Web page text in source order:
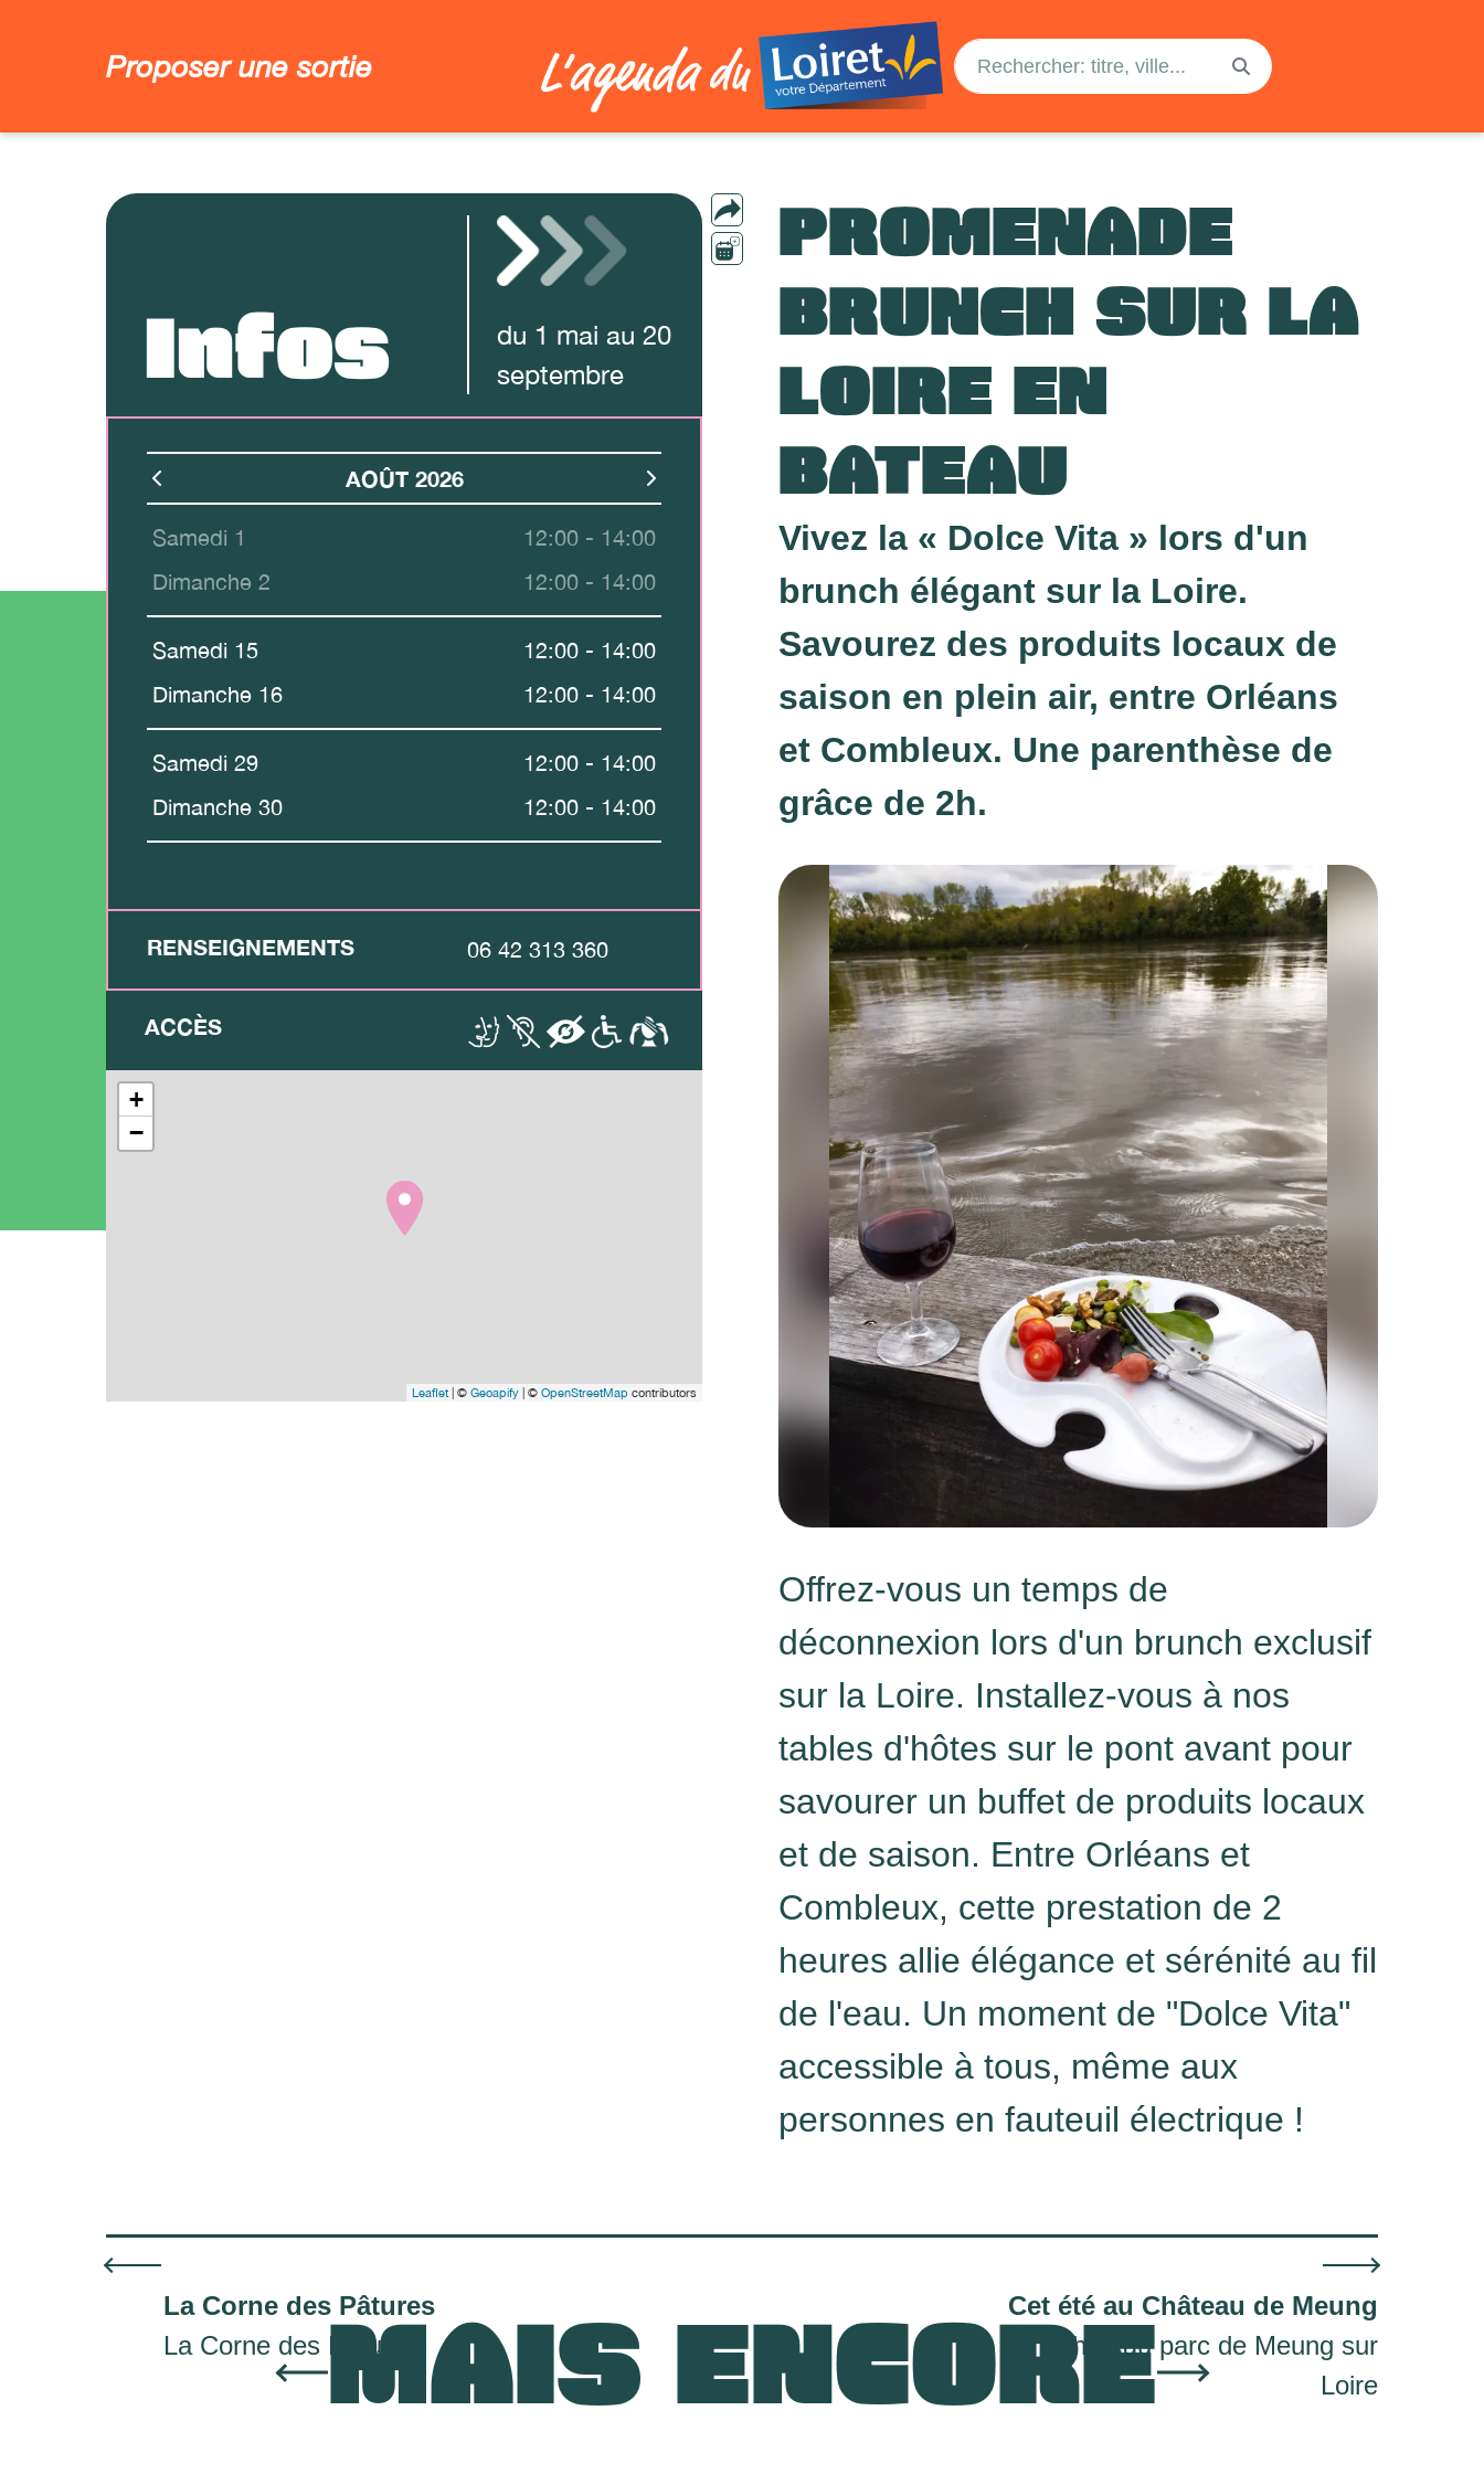
Proposer une sortie
PROMENADE
BRUNCH SUR LA
LOIRE EN
BATEAU
Infos du 1 mai au 20
septembre
AOÛT 2026
Samedi 1
12:00 - 14:00
Dimanche 2
12:00 - 14:00
Samedi 15
12:00 - 14:00
Dimanche 16
12:00 - 14:00
Samedi 29
12:00 - 14:00
Dimanche 30
12:00 - 14:00
RENSEIGNEMENTS 06 42 313 360
ACCÈS
+
−
Leaflet| © Geoapify | © OpenStreetMap contributors
Vivez la « Dolce Vita » lors d'un
brunch élégant sur la Loire.
Savourez des produits locaux de
saison en plein air, entre Orléans
et Combleux. Une parenthèse de
grâce de 2h.
Offrez-vous un temps de
déconnexion lors d'un brunch exclusif
sur la Loire. Installez-vous à nos
tables d'hôtes sur le pont avant pour
savourer un buffet de produits locaux
et de saison. Entre Orléans et
Combleux, cette prestation de 2
heures allie élégance et sérénité au fil
de l'eau. Un moment de "Dolce Vita"
accessible à tous, même aux
personnes en fauteuil électrique !
La Corne des Pâtures
La Corne des Pâtures
Cet été au Château de Meung
Château parc de Meung sur
Loire
MAIS ENCORE